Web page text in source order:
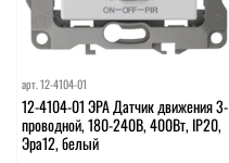
арт.12-4104-01
12-4104-01 ЭРА Датчик движения 3-
проводной, 180-240В, 400Вт, IP20,
Эра12, белый